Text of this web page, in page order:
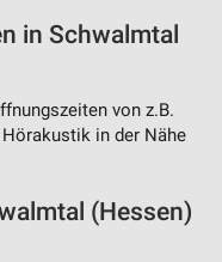
in Schwalmtal
von z.B.
in der Nähe
(Hessen)